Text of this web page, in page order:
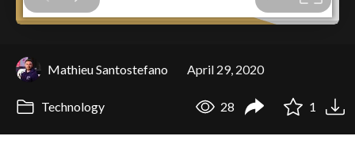
Mathieu Santostefano April 29, 2020
Technology 28 1